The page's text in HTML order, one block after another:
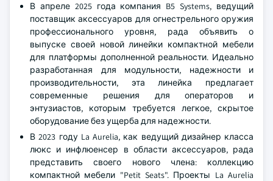
В апреле 2025 года компания B5 Systems, ведущий
поставщик аксессуаров для огнестрельного оружия
профессионального уровня, рада объявить о
выпуске своей новой линейки компактной мебели
для платформы дополненной реальности. Идеально
разработанная для модульности, надежности и
производительности, эта линейка предлагает
современные решения для операторов и
энтузиастов, которым требуется легкое, скрытое
оборудование без ущерба для надежности.
В 2023 году La Aurelia, как ведущий дизайнер класса
люкс и инфлюенсер в области аксессуаров, рада
представить своего нового члена: коллекцию
компактной мебели "Petit Seats". Проекты La Aurelia